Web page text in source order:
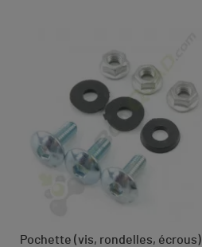
Pochette (vis, rondelles, écrous)